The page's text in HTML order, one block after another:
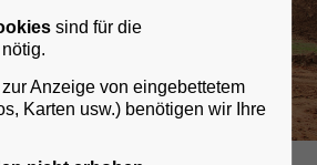
sind für die
zur Anzeige von eingebettetem
Karten usw.) benötigen wir Ihre